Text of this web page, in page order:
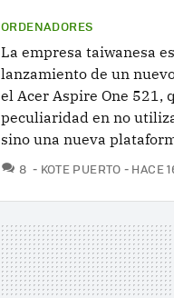
ORDENADORES
La empresa taiwanesa
lanzamiento de un
el Acer Aspire One 521,
peculiaridad en no
sino una nueva
8 COMENTARIOS
KOTE PUERTO HACE